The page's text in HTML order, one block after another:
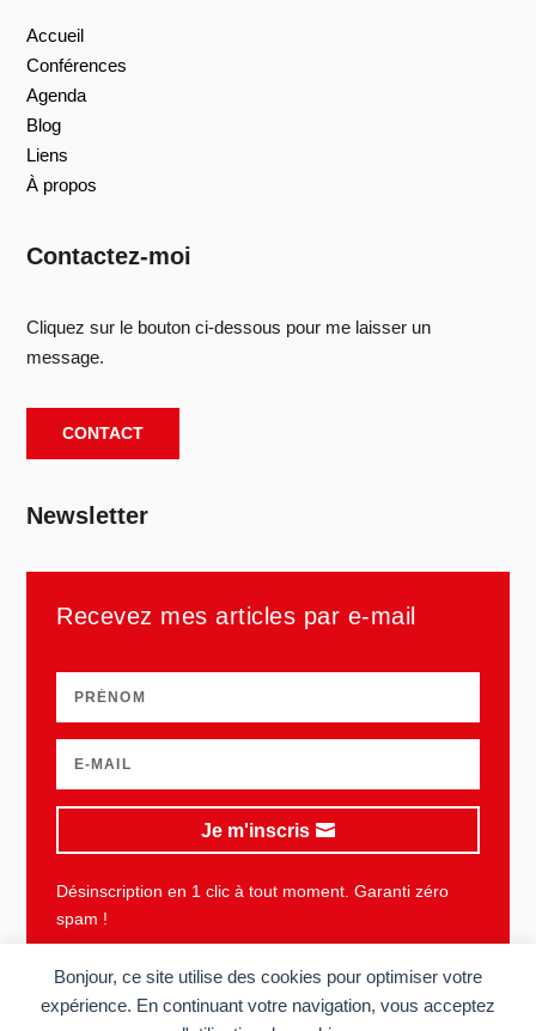
Bonjour, ce site utilise des cookies pour optimiser votre
expérience. En continuant votre navigation, vous acceptez
Accueil
Conférences
Agenda
Blog
Liens
À propos
Contactez-moi
Cliquez sur le bouton ci-dessous pour me laisser un
message.
CONTACT
Newsletter
Recevez mes articles par e-mail
Je m'inscris
Désinscription en 1 clic à tout moment. Garanti zéro
spam !